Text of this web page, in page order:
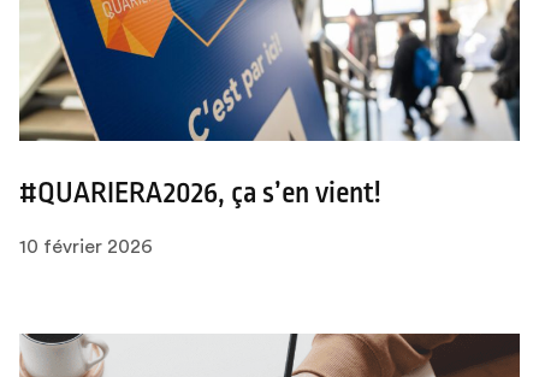
#QUARIERA2026, ça s’en vient!
10 février 2026